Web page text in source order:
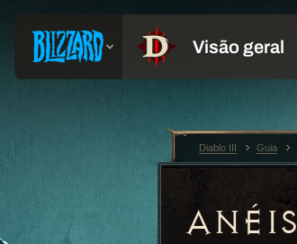
ANÉIS
Diablo III Guia